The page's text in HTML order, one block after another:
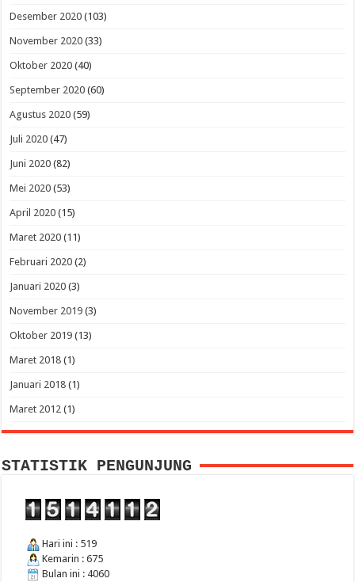
Desember 2020 (103)
November 2020 (33)
Oktober 2020 (40)
September 2020 (60)
Agustus 2020 (59)
Juli 2020 (47)
Juni 2020 (82)
Mei 2020 (53)
April 2020 (15)
Maret 2020 (11)
Februari 2020 (2)
Januari 2020 (3)
November 2019 (3)
Oktober 2019 (13)
Maret 2018 (1)
Januari 2018 (1)
Maret 2012 (1)
STATISTIK PENGUNJUNG
Hari ini : 519
Kemarin : 675
Bulan ini : 4060